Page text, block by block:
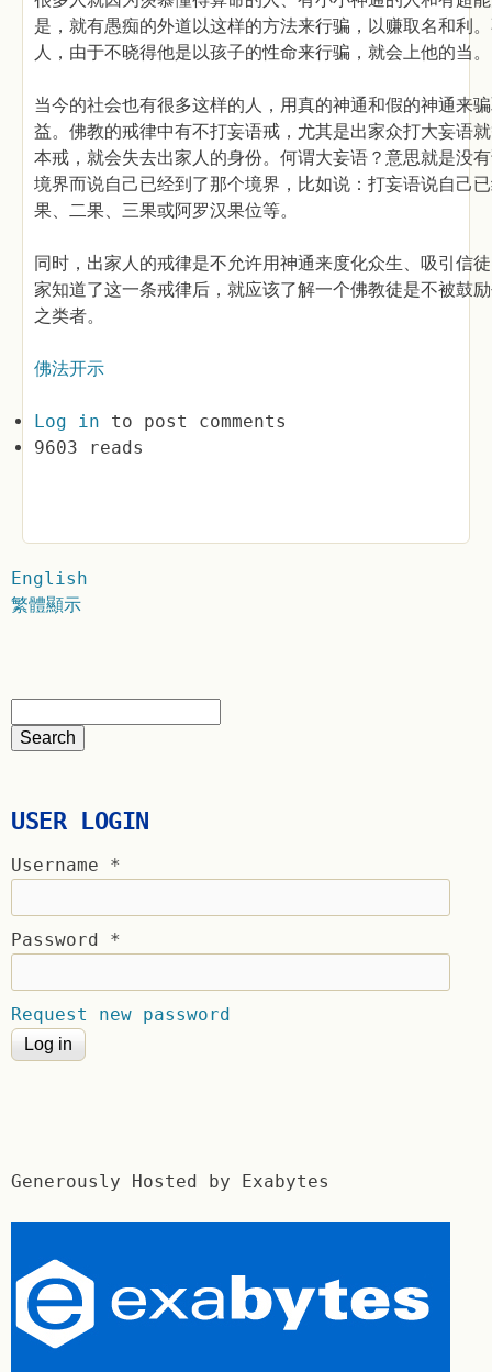
是，就有愚痴的外道以这样的方法来行骗，以赚取名和利
人，由于不晓得他是以孩子的性命来行骗，就会上他的当。
当今的社会也有很多这样的人，用真的神通和假的神通来
益。佛教的戒律中有不打妄语戒，尤其是出家众打大妄语
本戒，就会失去出家人的身份。何谓大妄语？意思就是没
境界而说自己已经到了那个境界，比如说：打妄语说自己
果、二果、三果或阿罗汉果位等。
同时，出家人的戒律是不允许用神通来度化众生、吸引信
家知道了这一条戒律后，就应该了解一个佛教徒是不被鼓
之类者。
佛法开示
Log in to post comments
9603 reads
English
繁體顯示
USER LOGIN
Username *
Password *
Request new password
Generously Hosted by Exabytes